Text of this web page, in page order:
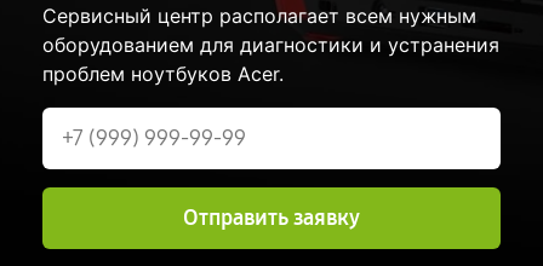
Сервисный центр располагает всем нужным
оборудованием для диагностики и устранения
проблем ноутбуков Acer.
Отправить заявку